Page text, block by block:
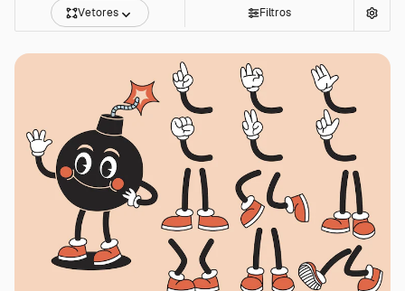
Vetores Filtros